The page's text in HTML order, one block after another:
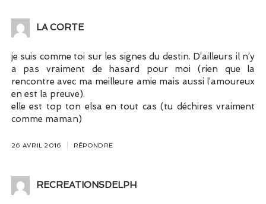
LA CORTE
je suis comme toi sur les signes du destin. D’ailleurs il n’y
a pas vraiment de hasard pour moi (rien que la
rencontre avec ma meilleure amie mais aussi l’amoureux
en est la preuve).
elle est top ton elsa en tout cas (tu déchires vraiment
comme maman)
26 AVRIL 2016 RÉPONDRE
RECREATIONSDELPH